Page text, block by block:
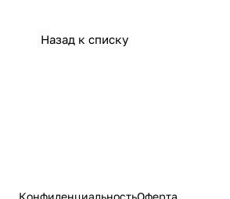
Назад к списку
КонфиденциальностьОферта